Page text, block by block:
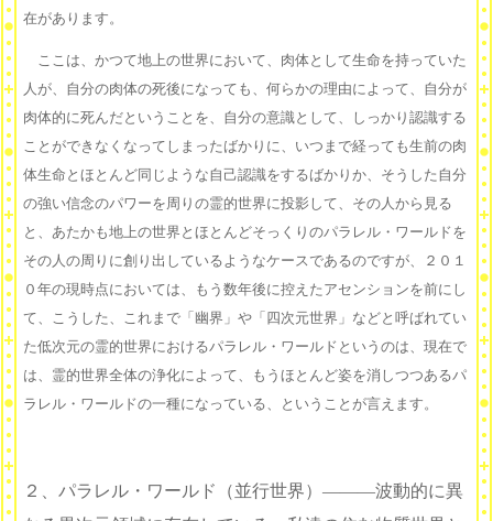
在があります。
ここは、かつて地上の世界において、肉体として生命を持っていた
人が、自分の肉体の死後になっても、何らかの理由によって、自分が
肉体的に死んだということを、自分の意識として、しっかり認識する
ことができなくなってしまったばかりに、いつまで経っても生前の肉
体生命とほとんど同じような自己認識をするばかりか、そうした自分
の強い信念のパワーを周りの霊的世界に投影して、その人から見る
と、あたかも地上の世界とほとんどそっくりのパラレル・ワールドを
その人の周りに創り出しているようなケースであるのですが、２０１
０年の現時点においては、もう数年後に控えたアセンションを前にし
て、こうした、これまで「幽界」や「四次元世界」などと呼ばれてい
た低次元の霊的世界におけるパラレル・ワールドというのは、現在で
は、霊的世界全体の浄化によって、もうほとんど姿を消しつつあるパ
ラレル・ワールドの一種になっている、ということが言えます。
２、パラレル・ワールド（並行世界）———波動的に異